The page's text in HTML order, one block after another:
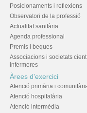
Posicionaments i reflexions
Observatori de la professió
Actualitat sanitària
Agenda professional
Premis i beques
Associacions i societats
infermeres
Àrees d'exercici
Atenció primària i
Atenció hospitalària
Atenció intermèdia